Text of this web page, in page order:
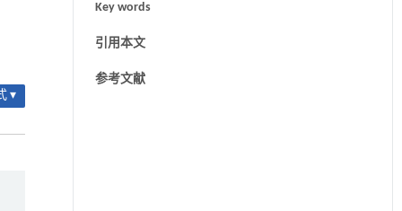
▾
Key words
引用本文
参考文献